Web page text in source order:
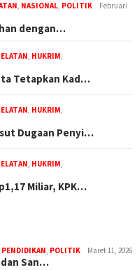
, NASIONAL, POLITIK
Februari
dengan…
, HUKRIM,
Tetapkan Kad…
, HUKRIM,
Dugaan Penyi…
, HUKRIM,
Miliar, KPK…
PENDIDIKAN, POLITIK Maret 11, 2026
dan San…